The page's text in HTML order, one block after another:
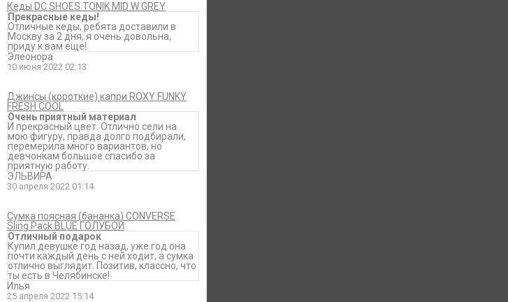
Кеды DC SHOES TONIK MID W GREY
Прекрасные кеды!
Отличные кеды, ребята доставили в
Москву за 2 дня, я очень довольна,
приду к вам еще!
Элеонора
10 июня 2022 02:13
Джинсы (короткие) капри ROXY FUNKY
FRESH COOL
Очень приятный материал
И прекрасный цвет. Отлично сели на
мою фигуру, правда долго подбирали,
перемерила много вариантов, но
девчонкам большое спасибо за
приятную работу.
ЭЛЬВИРА
30 апреля 2022 01:14
Сумка поясная (бананка) CONVERSE
Sling Pack BLUE ГОЛУБОЙ
Отличный подарок
Купил девушке год назад, уже год она
почти каждый день с ней ходит, а сумка
отлично выглядит. Позитив, классно, что
ты есть в Челябинске!
Илья
25 апреля 2022 15:14